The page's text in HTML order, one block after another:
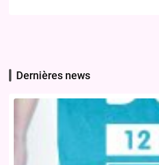
Dernières news